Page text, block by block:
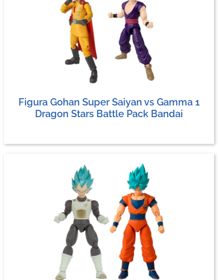
Figura Gohan Super Saiyan vs Gamma 1
Dragon Stars Battle Pack Bandai